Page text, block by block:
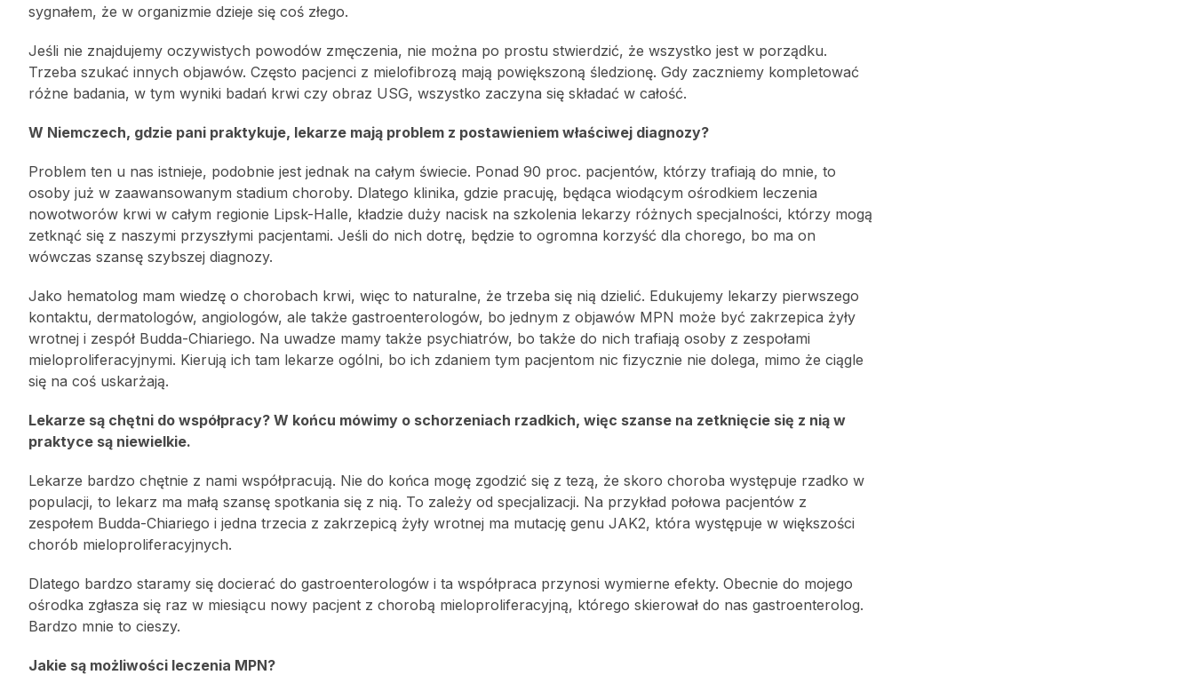
sygnałem, że w organizmie dzieje się coś złego.
Jeśli nie znajdujemy oczywistych powodów zmęczenia, nie można po prostu stwierdzić, że wszystko jest w porządku.
Trzeba szukać innych objawów. Często pacjenci z mielofibrozą mają powiększoną śledzionę. Gdy zaczniemy kompletować
różne badania, w tym wyniki badań krwi czy obraz USG, wszystko zaczyna się składać w całość.
W Niemczech, gdzie pani praktykuje, lekarze mają problem z postawieniem właściwej diagnozy?
Problem ten u nas istnieje, podobnie jest jednak na całym świecie. Ponad 90 proc. pacjentów, którzy trafiają do mnie, to
osoby już w zaawansowanym stadium choroby. Dlatego klinika, gdzie pracuję, będąca wiodącym ośrodkiem leczenia
nowotworów krwi w całym regionie Lipsk-Halle, kładzie duży nacisk na szkolenia lekarzy różnych specjalności, którzy mogą
zetknąć się z naszymi przyszłymi pacjentami. Jeśli do nich dotrę, będzie to ogromna korzyść dla chorego, bo ma on
wówczas szansę szybszej diagnozy.
Jako hematolog mam wiedzę o chorobach krwi, więc to naturalne, że trzeba się nią dzielić. Edukujemy lekarzy pierwszego
kontaktu, dermatologów, angiologów, ale także gastroenterologów, bo jednym z objawów MPN może być zakrzepica żyły
wrotnej i zespół Budda-Chiariego. Na uwadze mamy także psychiatrów, bo także do nich trafiają osoby z zespołami
mieloproliferacyjnymi. Kierują ich tam lekarze ogólni, bo ich zdaniem tym pacjentom nic fizycznie nie dolega, mimo że ciągle
się na coś uskarżają.
Lekarze są chętni do współpracy? W końcu mówimy o schorzeniach rzadkich, więc szanse na zetknięcie się z nią w
praktyce są niewielkie.
Lekarze bardzo chętnie z nami współpracują. Nie do końca mogę zgodzić się z tezą, że skoro choroba występuje rzadko w
populacji, to lekarz ma małą szansę spotkania się z nią. To zależy od specjalizacji. Na przykład połowa pacjentów z
zespołem Budda-Chiariego i jedna trzecia z zakrzepicą żyły wrotnej ma mutację genu JAK2, która występuje w większości
chorób mieloproliferacyjnych.
Dlatego bardzo staramy się docierać do gastroenterologów i ta współpraca przynosi wymierne efekty. Obecnie do mojego
ośrodka zgłasza się raz w miesiącu nowy pacjent z chorobą mieloproliferacyjną, którego skierował do nas gastroenterolog.
Bardzo mnie to cieszy.
Jakie są możliwości leczenia MPN?